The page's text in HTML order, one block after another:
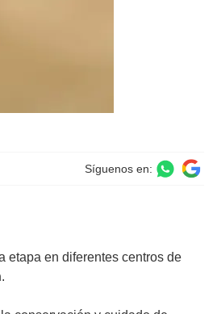
Síguenos en:
etapa en diferentes centros de
.